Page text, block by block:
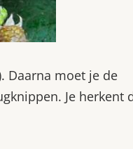
Daarna moet je de
Je herkent